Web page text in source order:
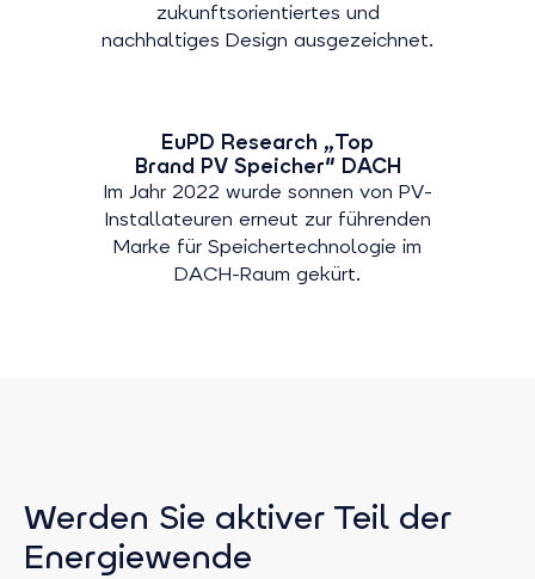
zukunftsorientiertes und
nachhaltiges Design ausgezeichnet.
EuPD Research „Top
Brand PV Speicher" DACH
Im Jahr 2022 wurde sonnen von PV-
Installateuren erneut zur führenden
Marke für Speichertechnologie im
DACH-Raum gekürt.
Werden Sie aktiver Teil der
Energiewende